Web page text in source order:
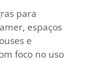
para
espaços
e
foco no uso